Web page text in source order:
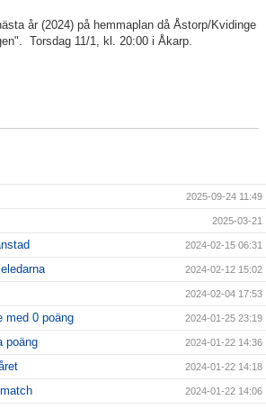
år (2024) på hemmaplan då Åstorp/Kvidinge
Torsdag 11/1, kl. 20:00 i Åkarp.
2025-09-24 11:49
2025-03-21
2024-02-15 06:31
2024-02-12 15:02
2024-02-04 17:53
med 0 poäng 2024-01-25 23:19
poäng 2024-01-22 14:36
2024-01-22 14:18
2024-01-22 14:06